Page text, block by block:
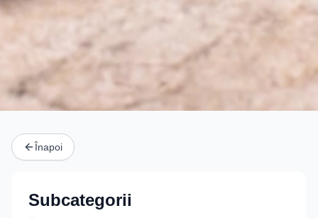
Înapoi
Subcategorii